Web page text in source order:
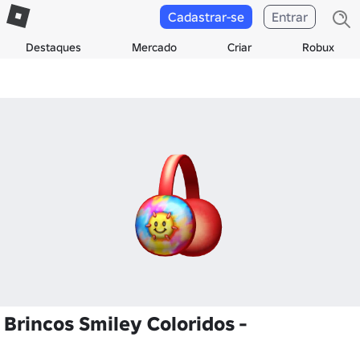
Destaques Mercado Criar Robux
Cadastrar-se Entrar
Brincos Smiley Coloridos -